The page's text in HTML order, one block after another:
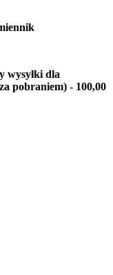
wysyłki dla
pobraniem) - 100,00